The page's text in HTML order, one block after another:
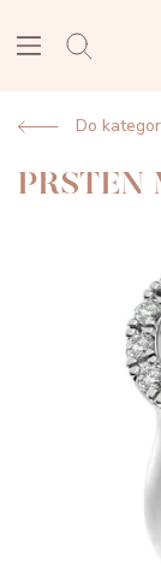
Do
PRSTEN